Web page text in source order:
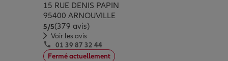
15 RUE DENIS PAPIN
95400 ARNOUVILLE
5/5Note de 5 sur 5
(379 avis)
Voir les avis
01 39 87 32 44
Fermé actuellement